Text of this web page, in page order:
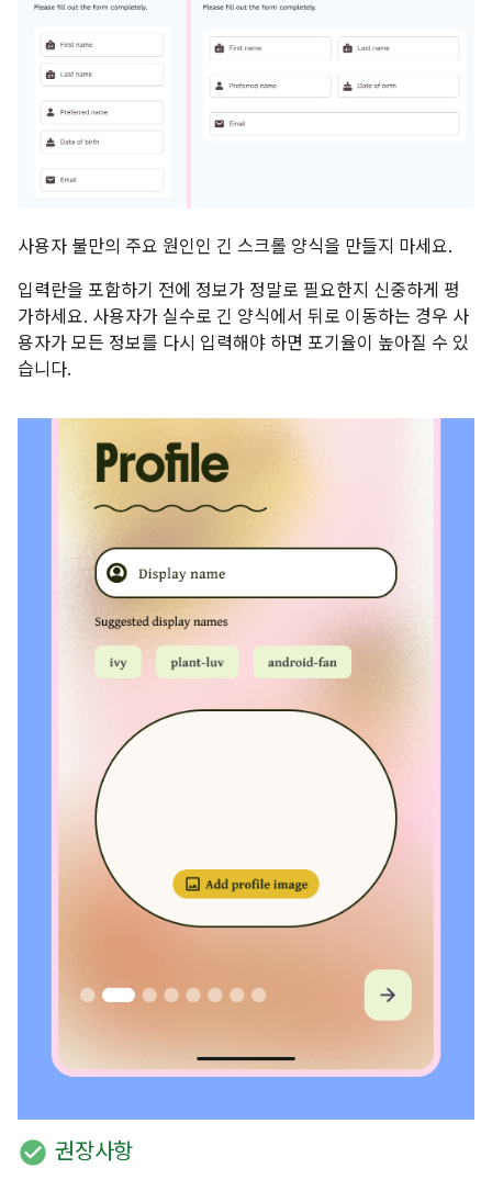
사용자 불만의 주요 원인인 긴 스크롤 양식을 만들지 마세요.
입력란을 포함하기 전에 정보가 정말로 필요한지 신중하게 평
가하세요. 사용자가 실수로 긴 양식에서 뒤로 이동하는 경우 사
용자가 모든 정보를 다시 입력해야 하면 포기율이 높아질 수 있
습니다.
check_circle 권장사항